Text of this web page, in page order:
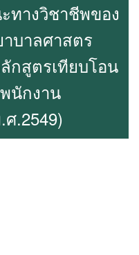
ทางวิชาชีพของ
บาลศาสตร
สูตรเทียบโอน
นักงาน
.2549)